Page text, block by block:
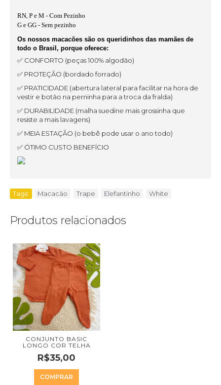
RN, P e M - Com Pezinho
G e GG - Sem pezinho
Os nossos macacões são os queridinhos das mamães de
todo o Brasil, porque oferece:
✅ CONFORTO (peças 100% algodão)
✅ PROTEÇÃO (bordado forrado)
✅ PRATICIDADE (abertura lateral para facilitar na hora de
vestir e botão na perninha para a troca da fralda)
✅ DURABILIDADE (malha suedine mais grossinha que
resiste a mais lavagens)
✅ MEIA ESTAÇÃO (o bebê pode usar o ano todo)
✅ ÓTIMO CUSTO BENEFÍCIO
Tags: Macacão Trape Elefantinho White
Produtos relacionados
CONJUNTO BASIC
LONGO COR TELHA
R$35,00
COMPRAR